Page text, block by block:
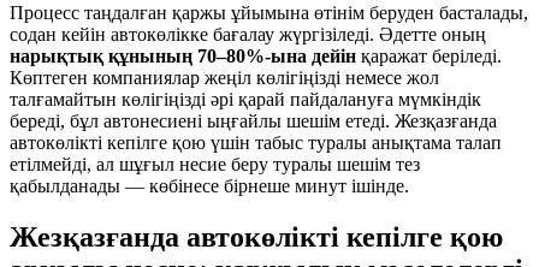
Процесс таңдалған қаржы ұйымына өтінім беруден басталады,
содан кейін автокөлікке бағалау жүргізіледі. Әдетте оның
нарықтық құнының 70–80%-ына дейін қаражат беріледі.
Көптеген компаниялар жеңіл көлігіңізді немесе жол
талғамайтын көлігіңізді әрі қарай пайдалануға мүмкіндік
береді, бұл автонесиені ыңғайлы шешім етеді. Жезқазғанда
автокөлікті кепілге қою үшін табыс туралы анықтама талап
етілмейді, ал шұғыл несие беру туралы шешім тез
қабылданады — көбінесе бірнеше минут ішінде.
Жезқазғанда автокөлікті кепілге қою